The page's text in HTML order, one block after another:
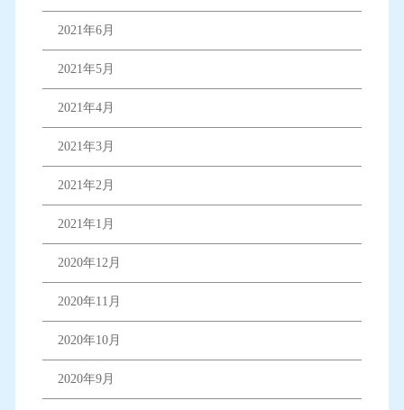
2021年6月
2021年5月
2021年4月
2021年3月
2021年2月
2021年1月
2020年12月
2020年11月
2020年10月
2020年9月